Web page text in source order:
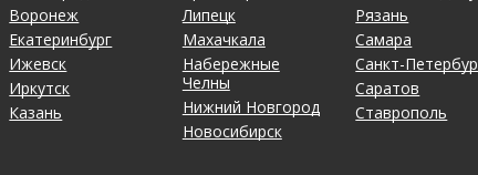
Воронеж
Екатеринбург
Ижевск
Иркутск
Казань
Липецк
Махачкала
Набережные
Челны
Нижний Новгород
Новосибирск
Рязань
Самара
Санкт-
Саратов
Ставрополь